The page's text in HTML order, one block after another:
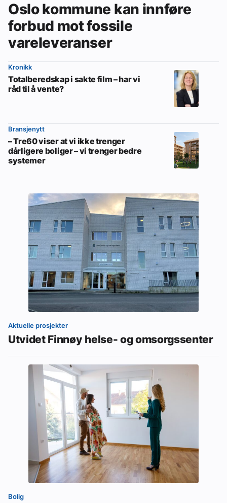
Oslo kommune kan innføre
forbud mot fossile
vareleveranser
Kronikk
Totalberedskap i sakte film – har vi
råd til å vente?
Bransjenytt
– Tre60 viser at vi ikke trenger
dårligere boliger – vi trenger bedre
systemer
Aktuelle prosjekter
Utvidet Finnøy helse- og omsorgssenter
Bolig